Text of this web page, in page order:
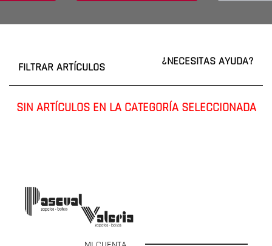
FILTRAR ARTÍCULOS ¿NECESITAS AYUDA?
SIN ARTÍCULOS EN LA CATEGORÍA SELECCIONADA